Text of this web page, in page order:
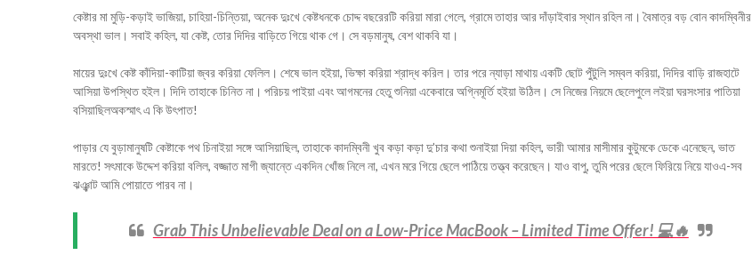
কেষ্টার মা মুড়ি-কড়াই ভাজিয়া, চাহিয়া-চিন্তিয়া, অনেক দুঃখে কেষ্টধনকে চোদ্দ বছরেরটি করিয়া মারা গেলে, গ্রামে তাহার আর দাঁড়াইবার স্থান রহিল না। বৈমাত্র বড় বোন কাদম্বিনীর
অবস্থা ভাল। সবাই কহিল, যা কেষ্ট, তোর দিদির বাড়িতে গিয়ে থাক গে। সে বড়মানুষ, বেশ থাকবি যা।
মায়ের দুঃখে কেষ্ট কাঁদিয়া-কাটিয়া জ্বর করিয়া ফেলিল। শেষে ভাল হইয়া, ভিক্ষা করিয়া শ্রাদ্ধ করিল। তার পরে ন্যাড়া মাথায় একটি ছোট পুঁটুলি সম্বল করিয়া, দিদির বাড়ি রাজহাটে
আসিয়া উপস্থিত হইল। দিদি তাহাকে চিনিত না। পরিচয় পাইয়া এবং আগমনের হেতু শুনিয়া একেবারে অগ্নিমূর্তি হইয়া উঠিল। সে নিজের নিয়মে ছেলেপুলে লইয়া ঘরসংসার পাতিয়া
বসিয়াছিলঅকস্মাৎ এ কি উৎপাত!
পাড়ার যে বুড়ামানুষটি কেষ্টাকে পথ চিনাইয়া সঙ্গে আসিয়াছিল, তাহাকে কাদম্বিনী খুব কড়া কড়া দু’চার কথা শুনাইয়া দিয়া কহিল, ভারী আমার মাসীমার কুটুমকে ডেকে এনেছেন, ভাত
মারতে! সৎমাকে উদ্দেশ করিয়া বলিল, বজ্জাত মাগী জ্যান্তে একদিন খোঁজ নিলে না, এখন মরে গিয়ে ছেলে পাঠিয়ে তত্ত্ব করেছেন। যাও বাপু, তুমি পরের ছেলে ফিরিয়ে নিয়ে যাওএ-সব
ঝঞ্ঝাট আমি পোয়াতে পারব না।
Grab This Unbelievable Deal on a Low-Price MacBook – Limited Time Offer! 💻🔥